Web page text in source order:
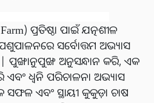
ପ୍ରତିଷ୍ଠା ପାଇଁ ଯତ୍ନଶୀଳ
ସର୍ବୋତ୍ତମ ଅଭ୍ୟାସ
ପୁଙ୍ଖାନୁପୁଙ୍ଖ ଅନୁସନ୍ଧାନ କରି, ଏକ
ଏବଂ ଧ୍ୱନି ପରିଚାଳନା ଅଭ୍ୟାସ
ଏବଂ ସ୍ଥାୟୀ କୁକୁଡ଼ା ଚାଷ